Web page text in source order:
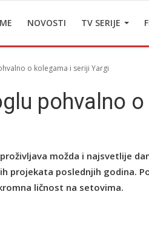
NOVOSTI TV SERIJE
o kolegama i seriji Yargi
pohvalno
možda i najsvetlije
projekata poslednjih godina.
ličnost na setovima.